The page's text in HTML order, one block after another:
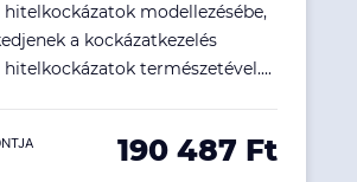
hitelkockázatok modellezésébe,
a kockázatkezelés
hitelkockázatok természetével....
190 487 Ft